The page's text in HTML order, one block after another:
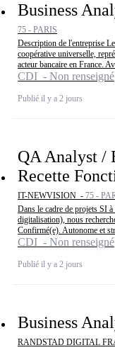
Business
75 - PARIS
Description de l'entreprise
coopérative universelle,
acteur bancaire en France.
CDI - Non renseigné
Publié il y a 2 jours
QA Analyst /
Recette
IT-NEWVISION - 75 -
Dans le cadre de projets SI
digitalisation), nous
Confirmé(e). Autonome et
CDI - Non renseigné
Publié il y a 2 jours
Business
RANDSTAD DIGITAL